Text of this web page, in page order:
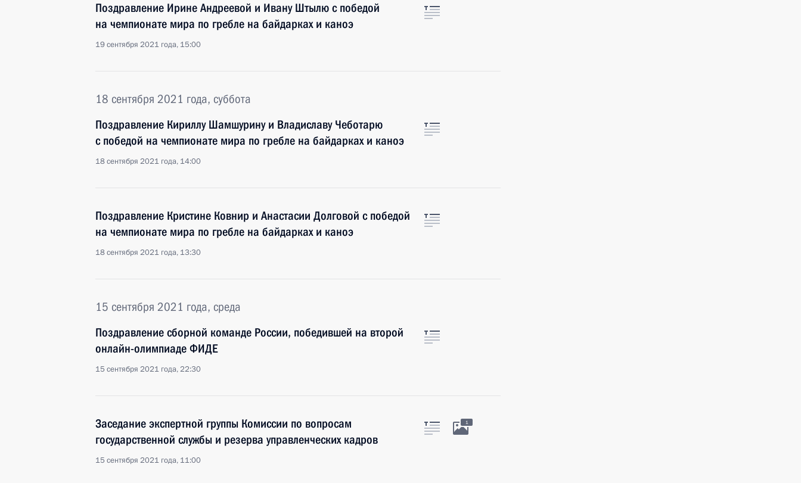
Поздравление Ирине Андреевой и Ивану Штылю с победой
на чемпионате мира по гребле на байдарках и каноэ
19 сентября 2021 года, 15:00
18 сентября 2021 года, суббота
Поздравление Кириллу Шамшурину и Владиславу Чеботарю
с победой на чемпионате мира по гребле на байдарках и каноэ
18 сентября 2021 года, 14:00
Поздравление Кристине Ковнир и Анастасии Долговой с победой
на чемпионате мира по гребле на байдарках и каноэ
18 сентября 2021 года, 13:30
15 сентября 2021 года, среда
Поздравление сборной команде России, победившей на второй
онлайн-олимпиаде ФИДЕ
15 сентября 2021 года, 22:30
Заседание экспертной группы Комиссии по вопросам
государственной службы и резерва управленческих кадров
15 сентября 2021 года, 11:00
1